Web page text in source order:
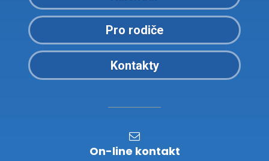
Pro rodiče
Kontakty
On-line kontakt